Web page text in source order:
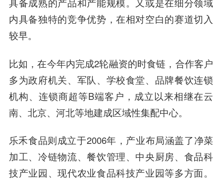
内具备独特的竞争优势，在相对空白的赛道切入
较早。
比如，在今年内完成2轮融资的时食链，合作客户
多为政府机关、军队、学校食堂、品牌餐饮连锁
机构、连锁商超等B端客户，成立以来相继在云
南、北京、河北等地建成区域性集配中心。
乐禾食品则成立于2006年，产业布局涵盖了净菜
加工、冷链物流、餐饮管理、中央厨房、食品科
技产业园、现代农业食品科技产业园等多方面。